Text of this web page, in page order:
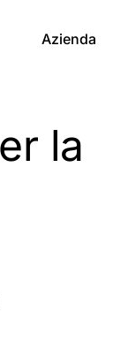
Azienda
la